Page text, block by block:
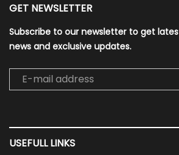
GET NEWSLETTER
Subscribe to our newsletter to get
news and exclusive updates.
USEFULL LINKS